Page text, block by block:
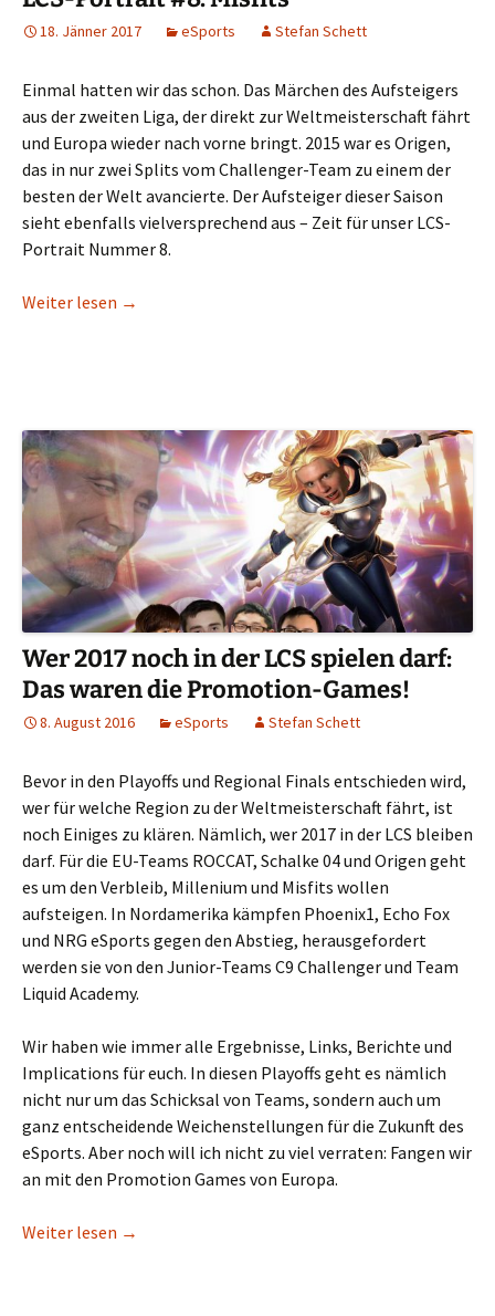
18. Jänner 2017 eSports Stefan Schett
Einmal hatten wir das schon. Das Märchen des Aufsteigers
aus der zweiten Liga, der direkt zur Weltmeisterschaft fährt
und Europa wieder nach vorne bringt. 2015 war es Origen,
das in nur zwei Splits vom Challenger-Team zu einem der
besten der Welt avancierte. Der Aufsteiger dieser Saison
sieht ebenfalls vielversprechend aus – Zeit für unser LCS-
Portrait Nummer 8.
Weiter lesen LCS-Portrait #8: Misfits
→
Wer 2017 noch in der LCS spielen darf:
Das waren die Promotion-Games!
8. August 2016 eSports Stefan Schett
Bevor in den Playoffs und Regional Finals entschieden wird,
wer für welche Region zu der Weltmeisterschaft fährt, ist
noch Einiges zu klären. Nämlich, wer 2017 in der LCS bleiben
darf. Für die EU-Teams ROCCAT, Schalke 04 und Origen geht
es um den Verbleib, Millenium und Misfits wollen
aufsteigen. In Nordamerika kämpfen Phoenix1, Echo Fox
und NRG eSports gegen den Abstieg, herausgefordert
werden sie von den Junior-Teams C9 Challenger und Team
Liquid Academy.
Wir haben wie immer alle Ergebnisse, Links, Berichte und
Implications für euch. In diesen Playoffs geht es nämlich
nicht nur um das Schicksal von Teams, sondern auch um
ganz entscheidende Weichenstellungen für die Zukunft des
eSports. Aber noch will ich nicht zu viel verraten: Fangen wir
an mit den Promotion Games von Europa.
Weiter lesen Wer 2017 noch in der LCS spielen darf: Das
→